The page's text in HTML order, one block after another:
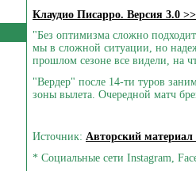
Клаудио Писарро. Версия 3.0 >>
"Без оптимизма сложно
мы в сложной ситуации, но
прошлом сезоне все видели, на
"Вердер" после 14-ти туров
зоны вылета. Очередной матч
Источник: Авторский
* Социальные сети Instagram,